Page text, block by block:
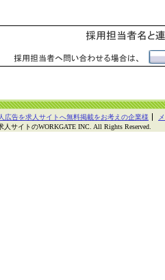
広告を求人サイトへ無料掲載をお考えの企業様
人サイトのWORKGATE INC. All Rights Reserved.